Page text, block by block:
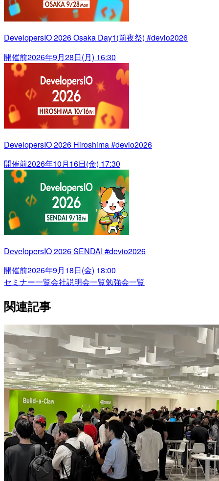
DevelopersIO 2026 Osaka Day1(前夜祭) #devio2026
開催前2026年9月28日(月) 16:30
DevelopersIO 2026 Hiroshima #devio2026
開催前2026年10月16日(金) 17:30
DevelopersIO 2026 SENDAI #devio2026
開催前2026年9月18日(金) 18:00
セミナー一覧会社説明会一覧勉強会一覧
関連記事